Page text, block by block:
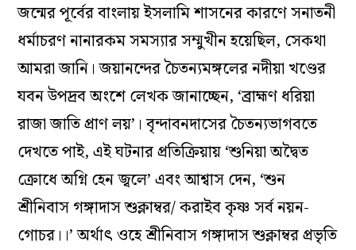
জন্মের পূর্বের বাংলায় ইসলামি শাসনের কারণে সনাতনী
ধর্মাচরণ নানারকম সমস্যার সম্মুখীন হয়েছিল, সেকথা
আমরা জানি। জয়ানন্দের চৈতন্যমঙ্গলের নদীয়া খণ্ডের
যবন উপদ্রব অংশে লেখক জানাচ্ছেন, ‘ব্রাহ্মণ ধরিয়া
রাজা জাতি প্রাণ লয়’। বৃন্দাবনদাসের চৈতন্যভাগবতে
দেখতে পাই, এই ঘটনার প্রতিক্রিয়ায় ‘শুনিয়া অদ্বৈত
ক্রোধে অগ্নি হেন জ্বলে’ এবং আশ্বাস দেন, ‘শুন
শ্রীনিবাস গঙ্গাদাস শুক্লাম্বর/ করাইব কৃষ্ণ সর্ব নয়ন-
গোচর।।’ অর্থাৎ ওহে শ্রীনিবাস গঙ্গাদাস শুক্লাম্বর প্রভৃতি